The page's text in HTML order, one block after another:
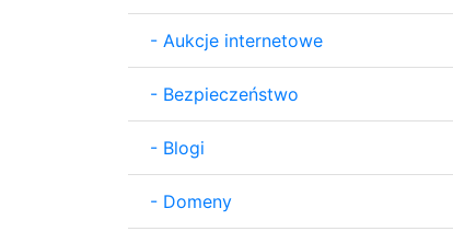
- Aukcje internetowe
- Bezpieczeństwo
- Blogi
- Domeny